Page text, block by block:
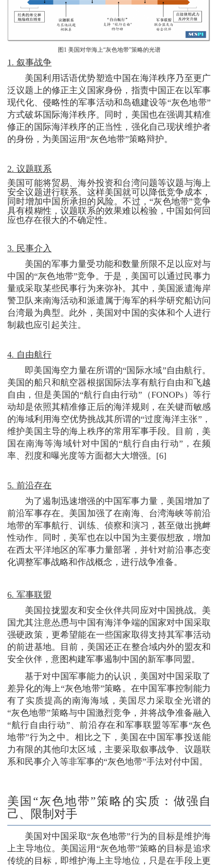
图1 美国对华海上“灰色地带”策略的光谱
1. 叙事战争
美国利用话语优势塑造中国在海洋秩序乃至更广
泛议题上的修正主义国家身份，指责中国正在以军事
现代化、侵略性的军事活动和岛礁建设等“灰色地带”
方式破坏国际海洋秩序。同时，美国也在强调其精准
修正的国际海洋秩序的正当性，强化自己现状维护者
的身份，为美国运用“灰色地带”策略辩护。
2. 议题联系
美国可能将贸易、海外投资和台湾问题等议题与海上
安全议题进行联系。这样美国就可以降低竞争成本，
同时增加中国所承担的风险。不过，“灰色地带”竞争
具有模糊性，议题联系的效果难以检验，中国如何回
应也存在很大的不确定性。
3. 民事介入
美国的军事力量受功能和数量所限不足以应对与
中国的“灰色地带”竞争。于是，美国可以通过民事力
量或采取某些民事行为来弥补。其中，美国派遣海岸
警卫队来南海活动和派遣属于海军的科学研究船访问
台湾最为典型。此外，美国对中国的实体和个人进行
制裁也应引起关注。
4. 自由航行
即美国海空力量在所谓的“国际水域”自由航行。
美国的船只和航空器根据国际法享有航行自由和飞越
自由，但是美国的“航行自由行动”（FONOPs）等行
动却是依照其精准修正后的海洋规则，在关键而敏感
的海域利用海空优势挑战其所谓的“过度海洋主张”，
维护美国主导的海上秩序的常用军事手段。目前，美
国在南海等海域针对中国的“航行自由行动”，在频
率、烈度和曝光度等方面都大大增强。[6]
5. 前沿存在
为了遏制迅速增强的中国军事力量，美国增加了
前沿军事存在。美国加强了在南海、台湾海峡等前沿
地带的军事航行、训练、侦察和演习，甚至做出挑衅
性动作。同时，美军也在以中国为主要假想敌，增加
在西太平洋地区的军事力量部署，并针对前沿事态变
化调整军事战略和作战概念，进行战争准备。
6. 军事联盟
美国拉拢盟友和安全伙伴共同应对中国挑战。美
国尤其注意怂恿与中国有海洋争端的国家对中国采取
强硬政策，更希望能在一些国家取得支持其军事活动
的前进基地。目前，美国还正在整合域内外的盟友和
安全伙伴，意图构建军事遏制中国的新军事同盟。
基于对中国军事能力的认识，美国对中国采取了
差异化的海上“灰色地带”策略。在中国军事控制能力
有了实质提高的南海海域，美国尽力采取全光谱的
“灰色地带”策略与中国激烈竞争，并将战争准备融入
“航行自由行动”、前沿存在和军事联盟等军事“灰色
地带”行为之中。相比之下，美国在中国军事投送能
力有限的其他印太区域，主要采取叙事战争、议题联
系和民事介入等非军事的“灰色地带”手法对付中国。
美国“灰色地带”策略的实质：做强自
己、限制对手
美国对中国采取“灰色地带”行为的目标是维护海
上主导地位。美国运用“灰色地带”策略的目标是追求
传统的目标，即维护海上主导地位，只是在手段上更